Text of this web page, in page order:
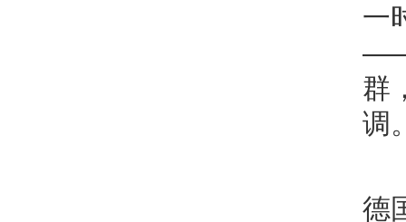
一
——
群
调
德